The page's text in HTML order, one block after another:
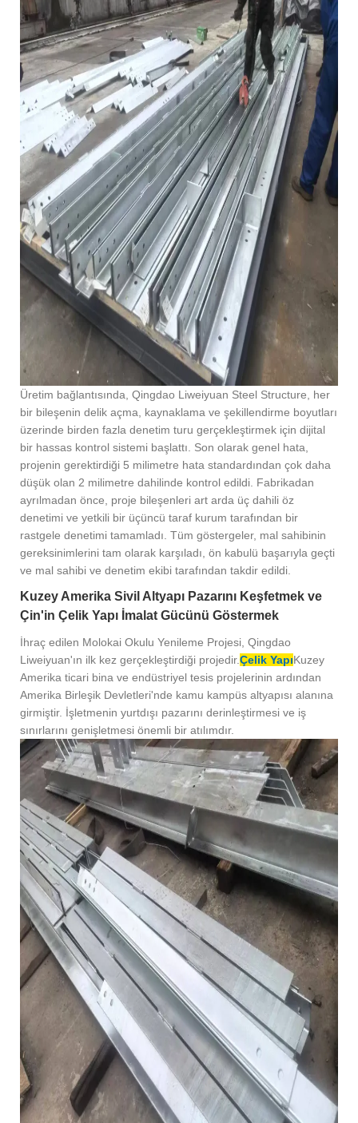
Üretim bağlantısında, Qingdao Liweiyuan Steel Structure, her
bir bileşenin delik açma, kaynaklama ve şekillendirme boyutları
üzerinde birden fazla denetim turu gerçekleştirmek için dijital
bir hassas kontrol sistemi başlattı. Son olarak genel hata,
projenin gerektirdiği 5 milimetre hata standardından çok daha
düşük olan 2 milimetre dahilinde kontrol edildi. Fabrikadan
ayrılmadan önce, proje bileşenleri art arda üç dahili öz
denetimi ve yetkili bir üçüncü taraf kurum tarafından bir
rastgele denetimi tamamladı. Tüm göstergeler, mal sahibinin
gereksinimlerini tam olarak karşıladı, ön kabulü başarıyla geçti
ve mal sahibi ve denetim ekibi tarafından takdir edildi.
Kuzey Amerika Sivil Altyapı Pazarını Keşfetmek ve
Çin'in Çelik Yapı İmalat Gücünü Göstermek
İhraç edilen Molokai Okulu Yenileme Projesi, Qingdao
Liweiyuan'ın ilk kez gerçekleştirdiği projedir.Çelik YapıKuzey
Amerika ticari bina ve endüstriyel tesis projelerinin ardından
Amerika Birleşik Devletleri'nde kamu kampüs altyapısı alanına
girmiştir. İşletmenin yurtdışı pazarını derinleştirmesi ve iş
sınırlarını genişletmesi önemli bir atılımdır.